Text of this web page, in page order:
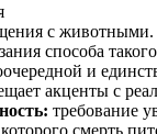
с животными.
способа
и
акценты с
требование
смерть